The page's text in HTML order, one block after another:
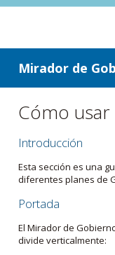
ir a contenido
ir al menú
Mirador de
Cómo
Introducción
Esta sección es una
diferentes planes de
Portada
El Mirador de
divide verticalmente: